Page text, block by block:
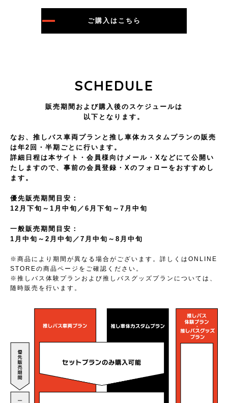
ご購入はこちら
SCHEDULE
販売期間および購入後のスケジュールは
以下となります。
なお、推しバス車両プランと推し車体カスタムプランの販売
は年2回・半期ごとに行います。
詳細日程は本サイト・会員様向けメール・Xなどにて公開い
たしますので、 事前の会員登録・Xのフォローをおすすめし
ます。
優先販売期間目安：
12月下旬～1月中旬／6月下旬～7月中旬
一般販売期間目安：
1月中旬～2月中旬／7月中旬～8月中旬
※商品により期間が異なる場合がございます。詳しくはONLINE
STOREの商品ページをご確認ください。
※推しバス体験プランおよび推しバスグッズプランについては、
随時販売を行います。